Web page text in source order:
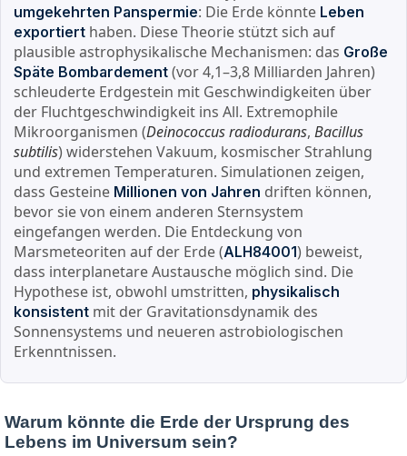
umgekehrten Panspermie: Die Erde könnte Leben
exportiert haben. Diese Theorie stützt sich auf
plausible astrophysikalische Mechanismen: das Große
Späte Bombardement (vor 4,1–3,8 Milliarden Jahren)
schleuderte Erdgestein mit Geschwindigkeiten über
der Fluchtgeschwindigkeit ins All. Extremophile
Mikroorganismen (Deinococcus radiodurans,Bacillus
subtilis) widerstehen Vakuum, kosmischer Strahlung
und extremen Temperaturen. Simulationen zeigen,
dass Gesteine Millionen von Jahren driften können,
bevor sie von einem anderen Sternsystem
eingefangen werden. Die Entdeckung von
Marsmeteoriten auf der Erde (ALH84001) beweist,
dass interplanetare Austausche möglich sind. Die
Hypothese ist, obwohl umstritten, physikalisch
konsistent mit der Gravitationsdynamik des
Sonnensystems und neueren astrobiologischen
Erkenntnissen.
Warum könnte die Erde der Ursprung des
Lebens im Universum sein?